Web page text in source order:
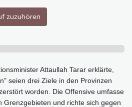
zuzuhören
Attaullah Tarar erklärte,
seien drei Ziele in den Provinzen
worden. Die Offensive umfasse
Grenzgebieten und richte sich gegen